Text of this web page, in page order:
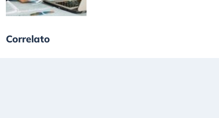
Correlato